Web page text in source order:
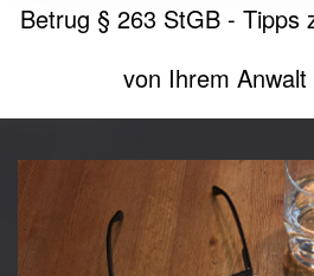
Betrug § 263 StGB - Tipps
von Ihrem